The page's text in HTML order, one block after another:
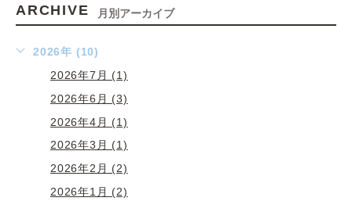
ARCHIVE 月別アーカイブ
2026年 (10)
2026年7月 (1)
2026年6月 (3)
2026年4月 (1)
2026年3月 (1)
2026年2月 (2)
2026年1月 (2)